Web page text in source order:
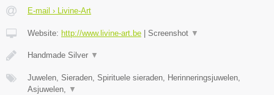
E-mail › Livine-Art
Website: http://www.livine-art.be Screenshot ▼
Handmade Silver ▼
Juwelen, Sieraden, Spirituele sieraden, Herinneringsjuwelen,
Asjuwelen, ▼